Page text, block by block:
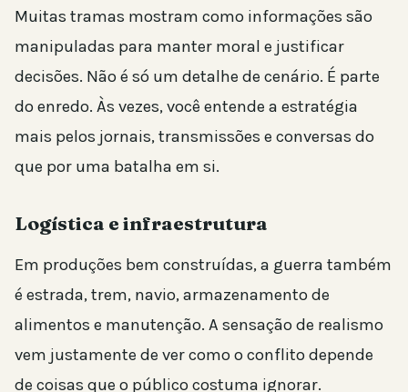
Muitas tramas mostram como informações são
manipuladas para manter moral e justificar
decisões. Não é só um detalhe de cenário. É parte
do enredo. Às vezes, você entende a estratégia
mais pelos jornais, transmissões e conversas do
que por uma batalha em si.
Logística e infraestrutura
Em produções bem construídas, a guerra também
é estrada, trem, navio, armazenamento de
alimentos e manutenção. A sensação de realismo
vem justamente de ver como o conflito depende
de coisas que o público costuma ignorar.